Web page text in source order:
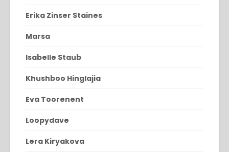
Erika Zinser Staines
Marsa
Isabelle Staub
Khushboo Hinglajia
Eva Toorenent
Loopydave
Lera Kiryakova